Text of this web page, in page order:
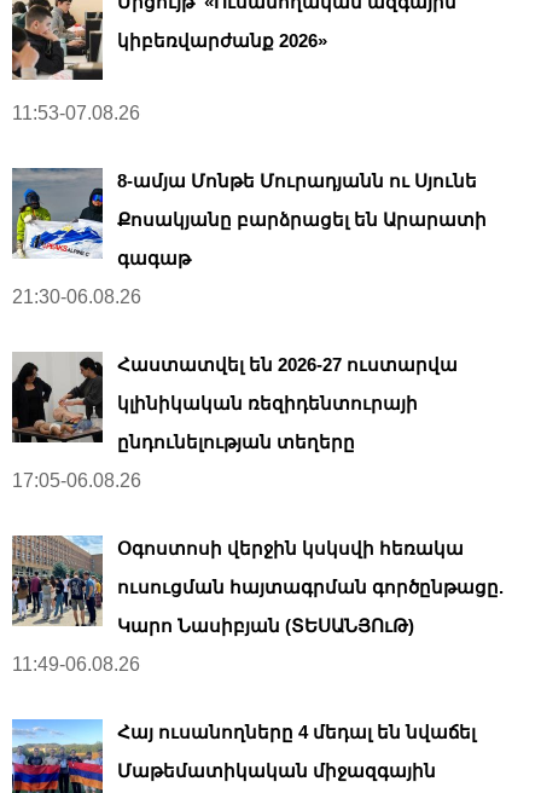
կիբեռվարժանք 2026»
11:53-07.08.26
8-ամյա Մոնթե Մուրադյանն ու Սյունե
Քոսակյանը բարձրացել են Արարատի
գագաթ
21:30-06.08.26
Հաստատվել են 2026-27 ուստարվա
կլինիկական ռեզիդենտուրայի
ընդունելության տեղերը
17:05-06.08.26
Օգոստոսի վերջին կսկսվի հեռակա
ուսուցման հայտագրման գործընթացը.
Կարո Նասիբյան (ՏԵՍԱՆՅՈւԹ)
11:49-06.08.26
Հայ ուսանողները 4 մեդալ են նվաճել
Մաթեմատիկական միջազգային